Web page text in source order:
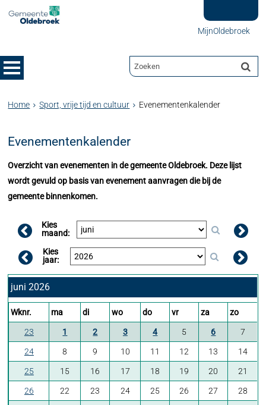
MijnOldebroek
Home Sport, vrije tijd en cultuur Evenementenkalender
Evenementenkalender
Overzicht van evenementen in de gemeente Oldebroek. Deze lijst
wordt gevuld op basis van evenement aanvragen die bij de
gemeente binnenkomen.
Kies
maand:
Kies
jaar:
juni 2026
Wknr. ma di wo do vr za zo
23 1 2 3 4 5 6 7
24 8 9 10 11 12 13 14
25 15 16 17 18 19 20 21
26 22 23 24 25 26 27 28